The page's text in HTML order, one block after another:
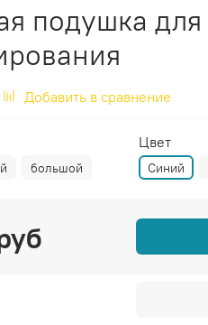
подушка для
Добавить в сравнение
большой
Цвет
Синий